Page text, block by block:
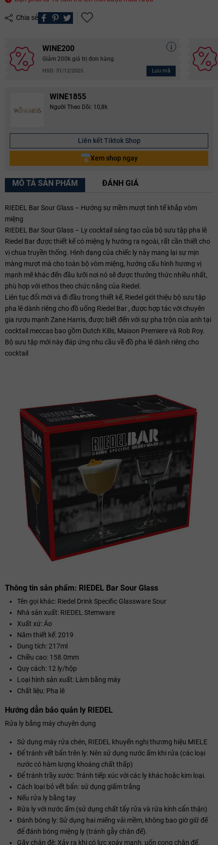
Chia sẻ
WINE200
Giảm 200k giá trị đơn hàng
HSD: 31/12/2025 Lưu mã
Ngày hết hạn:
Copy mã và nhập mã ở trang THANH TOÁN
WINE1855
Người Theo Dõi: 10,8k
Liên kết Tiktok Shop
Xem shop ngay
MÔ TẢ SẢN PHẨM ĐÁNH GIÁ
RIEDEL Bar Sour Glass – Hướng sự mềm mượt tinh tế khắp vòm
miệng
RIEDEL Bar Sour Glass – Ly cocktail sáng tạo của bộ sưu tập pha lê
Riedel Bar được thiết kế có miệng ly hướng ra ngoài, rất cần thiết cho
vị chua truyền thống. Hình dạng của chiếc ly này mang lại sự mịn
màng mượt mà cho toàn bộ vòm miệng, hướng cấu hình hương vị
mạnh mẽ khác đến đầu lưỡi nơi nó sẽ được thưởng thức nhiều nhất,
phù hợp với ethos theo chức năng của Riedel.
Liên tục đổi mới và đi đầu trong thiết kế, Riedel giới thiệu bộ sưu tập
pha lê dành riêng cho đồ uống Riedel Bar , được hợp tác với chuyên
gia rượu mạnh Zane Harris, được biết đến với sự pha trộn của anh tại
cocktail meccas bao gồm Dutch Kills, Maison Premiere và Rob Roy.
Bộ sưu tập mới này đáp ứng nhu cầu về đồ pha lê dành riêng cho
cocktail
Thông tin sản phẩm: RIEDEL Bar Sour Glass
Tên gọi khác: Riedel Drink Specific Glassware Sour
Nhà sản xuất: RIEDEL Stemware
Xuất xứ: Áo
Năm thiết kế: 2019
Dung tích: 217ml
Chiều cao: 158.0mm
Quy cách: 12 ly/hộp
Loại hình sản xuất: Làm bằng máy
Chất liệu: Pha lê
Hướng dẫn bảo quản ly RIEDEL
Rửa ly bằng máy chuyên dụng
Sử dụng máy rửa chén, RIEDEL khuyến nghị thương hiệu MIELE
Để tránh vết bẩn trên ly: Nên sử dụng nước ấm khi rửa (các loại
nước có hàm lượng khoáng chất thấp)
Để tránh trầy xước: Tránh tiếp xúc với các ly khác hoặc kim loại.
Cách loại bỏ vết bẩn: sử dụng giấm trắng
Nếu rửa ly bằng tay
Rửa ly với nước ấm (sử dụng chất tẩy rửa và rửa kính cẩn thận)
Đánh bóng ly: Sử dụng hai miếng vải mềm, không bao giờ giữ đế
để đánh bóng miệng ly (tránh gẫy chân đế).
Gãy chân đê: Xảy ra khi có lực xoáy mạnh, uốn cong chân đế.